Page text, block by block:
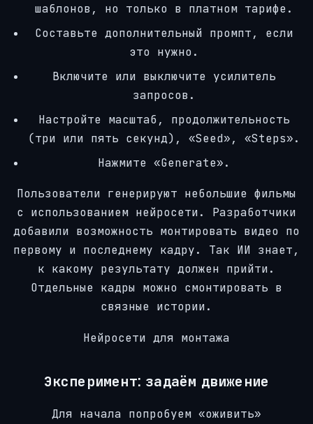
шаблонов, но только в платном тарифе.
Составьте дополнительный промпт, если
это нужно.
Включите или выключите усилитель
запросов.
Настройте масштаб, продолжительность
(три или пять секунд), «Seed», «Steps».
Нажмите «Generate».
Пользователи генерируют небольшие фильмы
с использованием нейросети. Разработчики
добавили возможность монтировать видео по
первому и последнему кадру. Так ИИ знает,
к какому результату должен прийти.
Отдельные кадры можно смонтировать в
связные истории.
Нейросети для монтажа
Эксперимент: задаём движение
Для начала попробуем «оживить»